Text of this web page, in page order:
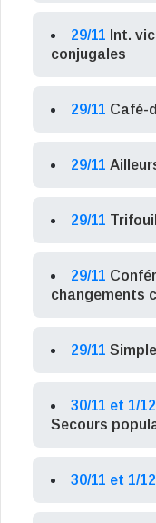
29/11 Int.
conjugales
29/11 Café-
29/11
29/11
29/11
changements
29/11 Simple
30/11 et 1/12
Secours
30/11 et 1/12